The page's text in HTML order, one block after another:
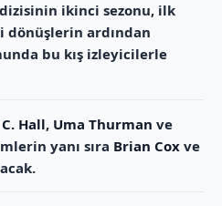
dizisinin ikinci sezonu, ilk
dönüşlerin ardından
bu kış izleyicilerle
Hall, Uma Thurman ve
yanı sıra Brian Cox ve